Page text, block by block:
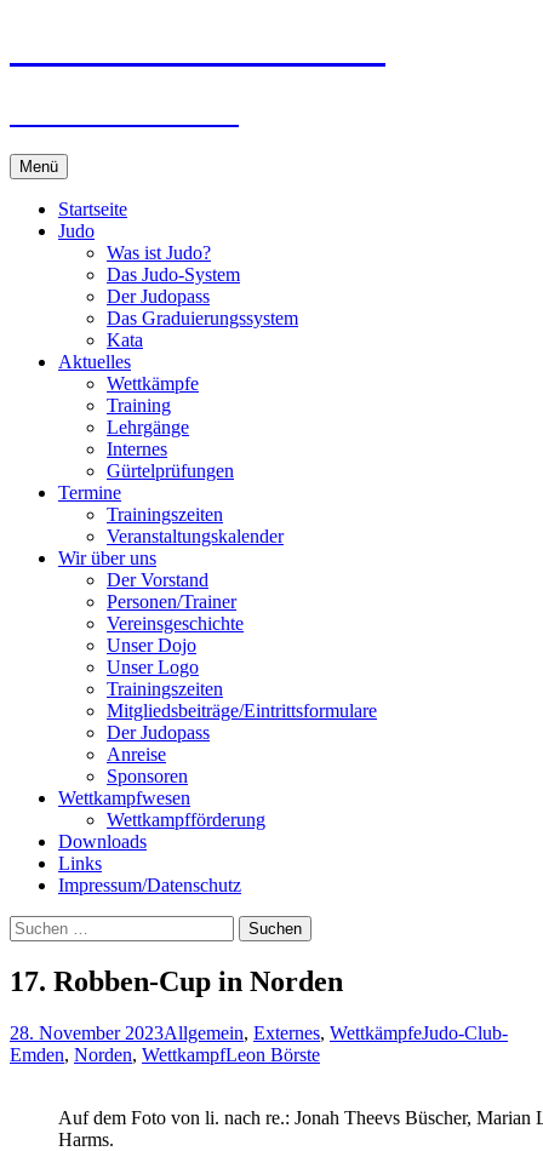
Menü
Startseite
Judo
Was ist Judo?
Das Judo-System
Der Judopass
Das Graduierungssystem
Kata
Aktuelles
Wettkämpfe
Training
Lehrgänge
Internes
Gürtelprüfungen
Termine
Trainingszeiten
Veranstaltungskalender
Wir über uns
Der Vorstand
Personen/Trainer
Vereinsgeschichte
Unser Dojo
Unser Logo
Trainingszeiten
Mitgliedsbeiträge/Eintrittsformulare
Der Judopass
Anreise
Sponsoren
Wettkampfwesen
Wettkampfförderung
Downloads
Links
Impressum/Datenschutz
Suchen
nach:
17. Robben-Cup in Norden
28. November 2023Allgemein, Externes, WettkämpfeJudo-Club-
Emden, Norden, WettkampfLeon Börste
Auf dem Foto von li. nach re.: Jonah Theevs Büscher, Marian
Harms.